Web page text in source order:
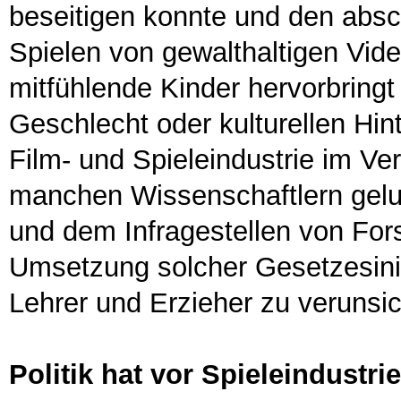
beseitigen konnte und den
Spielen von gewalthaltigen
mitfühlende Kinder
Geschlecht oder kulturellen
Film- und Spieleindustrie im
manchen Wissenschaftlern
und dem Infragestellen von
Umsetzung solcher
Lehrer und Erzieher zu
Politik hat vor